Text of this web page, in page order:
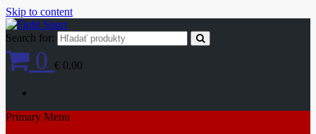
Skip to content
Search for:
0 € 0,00
Primary Menu